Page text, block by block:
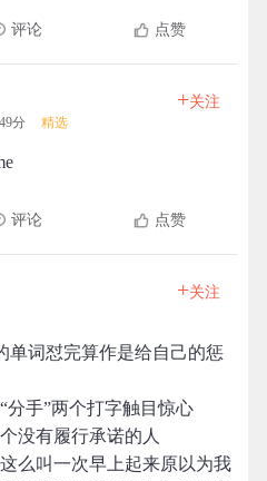
评论 点赞
分 精选
+关注
评论 点赞
+关注
单词怼完算作是给自己的惩
分手”两个打字触目惊心
没有履行承诺的人
么叫一次早上起来原以为我